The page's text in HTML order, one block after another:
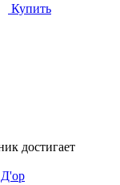
Купить
достигает